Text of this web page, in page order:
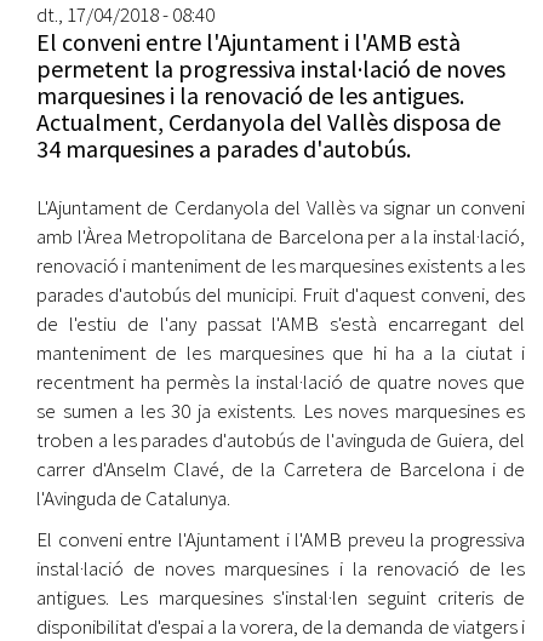
dt., 17/04/2018 - 08:40
El conveni entre l'Ajuntament i l'AMB està
permetent la progressiva instal·lació de noves
marquesines i la renovació de les antigues.
Actualment, Cerdanyola del Vallès disposa de
34 marquesines a parades d'autobús.
L'Ajuntament de Cerdanyola del Vallès va signar un conveni
amb l'Àrea Metropolitana de Barcelona per a la instal·lació,
renovació i manteniment de les marquesines existents a les
parades d'autobús del municipi. Fruit d'aquest conveni, des
de l'estiu de l'any passat l'AMB s'està encarregant del
manteniment de les marquesines que hi ha a la ciutat i
recentment ha permès la instal·lació de quatre noves que
se sumen a les 30 ja existents. Les noves marquesines es
troben a les parades d'autobús de l'avinguda de Guiera, del
carrer d'Anselm Clavé, de la Carretera de Barcelona i de
l'Avinguda de Catalunya.
El conveni entre l'Ajuntament i l'AMB preveu la progressiva
instal·lació de noves marquesines i la renovació de les
antigues. Les marquesines s'instal·len seguint criteris de
disponibilitat d'espai a la vorera, de la demanda de viatgers i